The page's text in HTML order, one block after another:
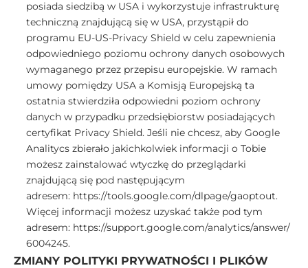
posiada siedzibą w USA i wykorzystuje infrastrukturę
techniczną znajdującą się w USA, przystąpił do
programu EU-US-Privacy Shield w celu zapewnienia
odpowiedniego poziomu ochrony danych osobowych
wymaganego przez przepisu europejskie. W ramach
umowy pomiędzy USA a Komisją Europejską ta
ostatnia stwierdziła odpowiedni poziom ochrony
danych w przypadku przedsiębiorstw posiadających
certyfikat Privacy Shield. Jeśli nie chcesz, aby Google
Analitycs zbierało jakichkolwiek informacji o Tobie
możesz zainstalować wtyczkę do przeglądarki
znajdującą się pod następującym
adresem: https://tools.google.com/dlpage/gaoptout.
Więcej informacji możesz uzyskać także pod tym
adresem: https://support.google.com/analytics/answer/
6004245.
ZMIANY POLITYKI PRYWATNOŚCI I PLIKÓW